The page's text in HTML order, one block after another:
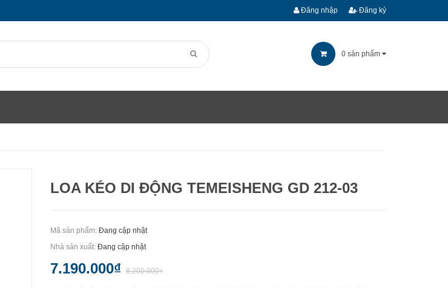
Đăng nhập Đăng ký
0 sản phẩm
LOA KÉO DI ĐỘNG TEMEISHENG GD 212-03
Mã sản phẩm: Đang cập nhật
Nhà sản xuất: Đang cập nhật
7.190.000₫ 8.200.000₫